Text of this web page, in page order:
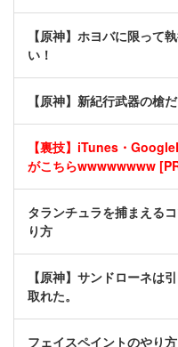
【原神】ホヨバに限って
い！
【原神】新紀行武器の槍
【裏技】iTunes・
がこちらwwwwwwww
タランチュラを捕まえる
り方
【原神】サンドローネは
取れた。
フェイスペイントのやり